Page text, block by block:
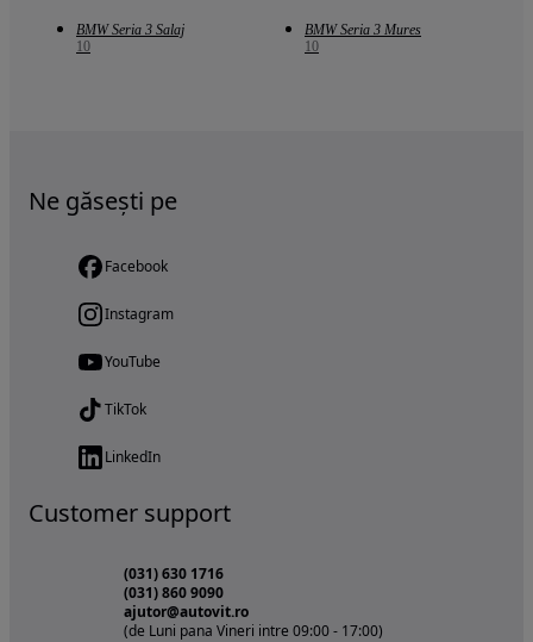
BMW Seria 3 Salaj
10
BMW Seria 3 Mures
10
Ne găsești pe
Facebook
Instagram
YouTube
TikTok
LinkedIn
Customer support
(031) 630 1716
(031) 860 9090
ajutor@autovit.ro
(de Luni pana Vineri intre 09:00 - 17:00)